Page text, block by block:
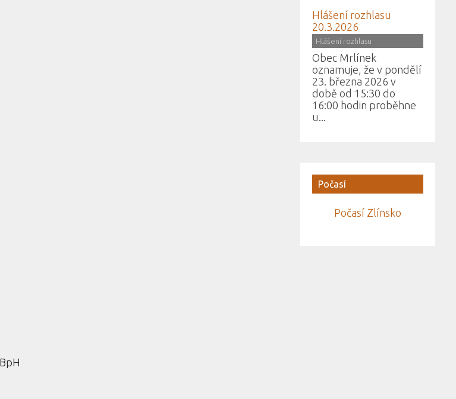
Hlášení rozhlasu
20.3.2026
Hlášení rozhlasu
Obec Mrlínek
oznamuje, že v pondělí
23. března 2026 v
době od 15:30 do
16:00 hodin proběhne
u...
Počasí
Počasí Zlínsko